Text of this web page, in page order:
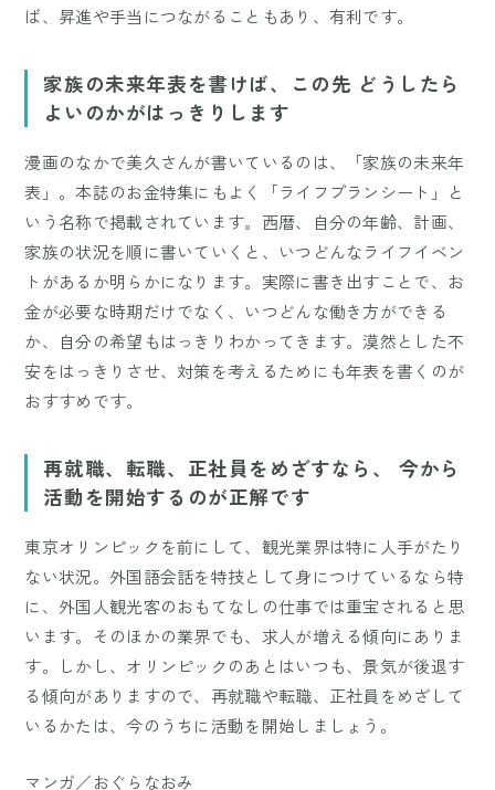
ば、昇進や手当につながることもあり、有利です。
家族の未来年表を書けば、この先 どうしたら
よいのかがはっきりします
漫画のなかで美久さんが書いているのは、「家族の未来年
表」。本誌のお金特集にもよく「ライフプランシート」と
いう名称で掲載されています。西暦、自分の年齢、計画、
家族の状況を順に書いていくと、いつどんなライフイベン
トがあるか明らかになります。実際に書き出すことで、お
金が必要な時期だけでなく、いつどんな働き方ができる
か、自分の希望もはっきりわかってきます。漠然とした不
安をはっきりさせ、対策を考えるためにも年表を書くのが
おすすめです。
再就職、転職、正社員をめざすなら、 今から
活動を開始するのが正解です
東京オリンピックを前にして、観光業界は特に人手がたり
ない状況。外国語会話を特技として身につけているなら特
に、外国人観光客のおもてなしの仕事では重宝されると思
います。そのほかの業界でも、求人が増える傾向にありま
す。しかし、オリンピックのあとはいつも、景気が後退す
る傾向がありますので、再就職や転職、正社員をめざして
いるかたは、今のうちに活動を開始しましょう。
マンガ／おぐらなおみ